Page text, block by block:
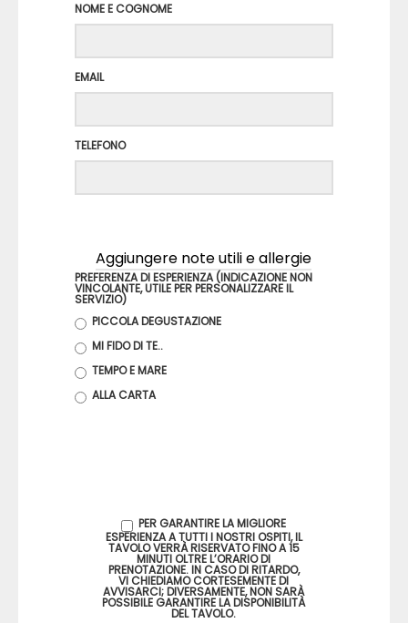
NOME E COGNOME
EMAIL
TELEFONO
Aggiungere note utili e allergie
PREFERENZA DI ESPERIENZA (INDICAZIONE NON
VINCOLANTE, UTILE PER PERSONALIZZARE IL
SERVIZIO)
PICCOLA DEGUSTAZIONE
MI FIDO DI TE..
TEMPO E MARE
ALLA CARTA
PER GARANTIRE LA MIGLIORE
ESPERIENZA A TUTTI I NOSTRI OSPITI, IL
TAVOLO VERRÀ RISERVATO FINO A 15
MINUTI OLTRE L’ORARIO DI
PRENOTAZIONE. IN CASO DI RITARDO,
VI CHIEDIAMO CORTESEMENTE DI
AVVISARCI; DIVERSAMENTE, NON SARÀ
POSSIBILE GARANTIRE LA DISPONIBILITÀ
DEL TAVOLO.